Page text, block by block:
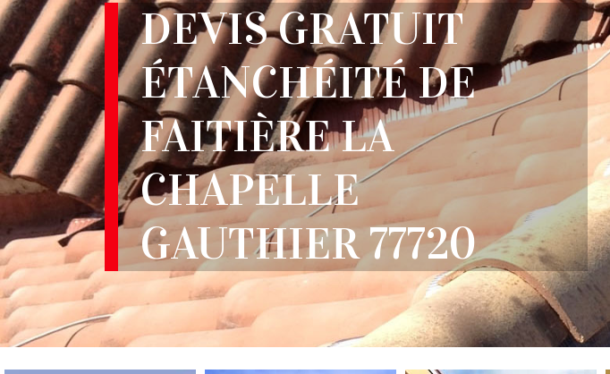
DEVIS GRATUIT
ÉTANCHÉITÉ DE
FAITIÈRE LA
CHAPELLE
GAUTHIER 77720